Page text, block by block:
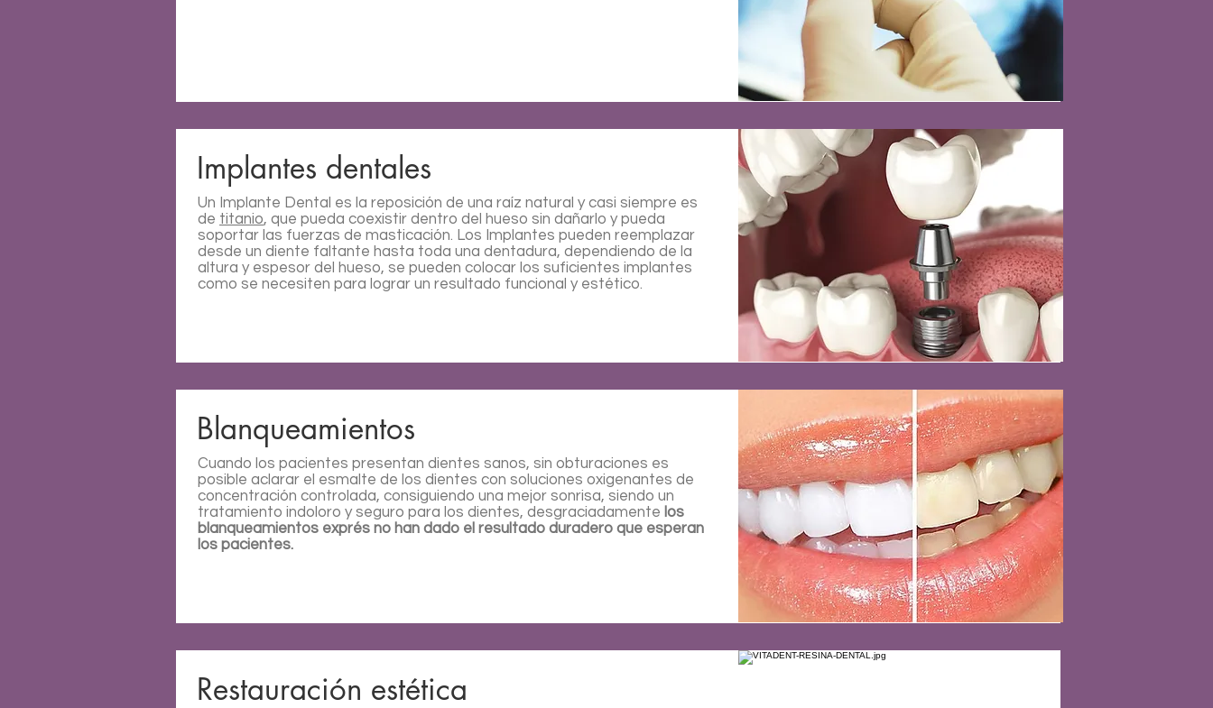
Implantes dentales
Un Implante Dental es la reposición de una raíz natural y casi siempre es
de titanio, que pueda coexistir dentro del hueso sin dañarlo y pueda
soportar las fuerzas de masticación. Los Implantes pueden reemplazar
desde un diente faltante hasta toda una dentadura, dependiendo de la
altura y espesor del hueso, se pueden colocar los suficientes implantes
como se necesiten para lograr un resultado funcional y estético.
Blanqueamientos
Cuando los pacientes presentan dientes sanos, sin obturaciones es
posible aclarar el esmalte de los dientes con soluciones oxigenantes de
concentración controlada, consiguiendo una mejor sonrisa, siendo un
tratamiento indoloro y seguro para los dientes, desgraciadamente los
blanqueamientos exprés no han dado el resultado duradero que esperan
los pacientes.
Restauración estética